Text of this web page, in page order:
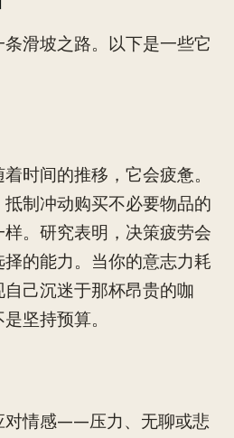
滑坡之路。以下是一些它
时间的推移，它会疲惫。
制冲动购买不必要物品的
。研究表明，决策疲劳会
的能力。当你的意志力耗
己沉迷于那杯昂贵的咖
坚持预算。
对情感——压力、无聊或悲